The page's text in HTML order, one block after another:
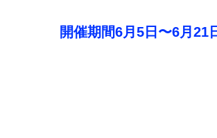
開催期間6月5日〜6月21